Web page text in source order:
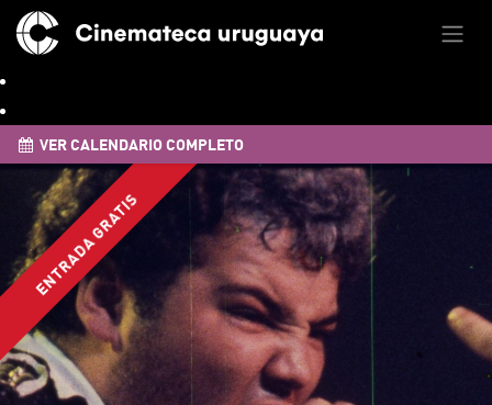
VER CALENDARIO COMPLETO
ENTRADA GRATIS